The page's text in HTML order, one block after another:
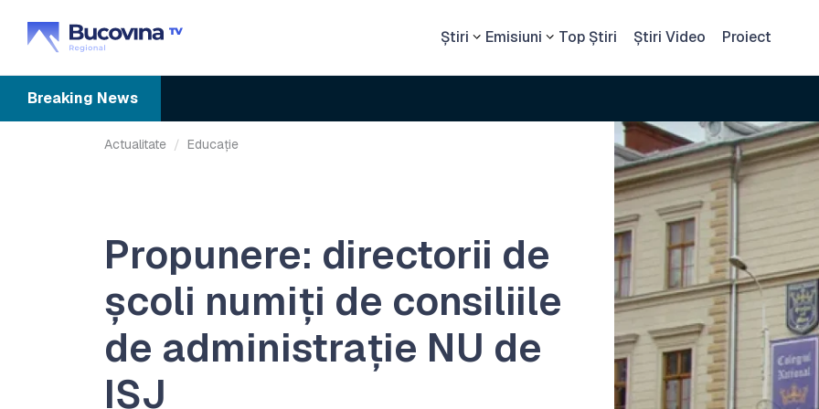
Știri Emisiuni Top Știri Știri Video Proiect
Breaking News
Actualitate Educație
Propunere: directorii de
școli numiți de consiliile
de administrație NU de
IȘJ